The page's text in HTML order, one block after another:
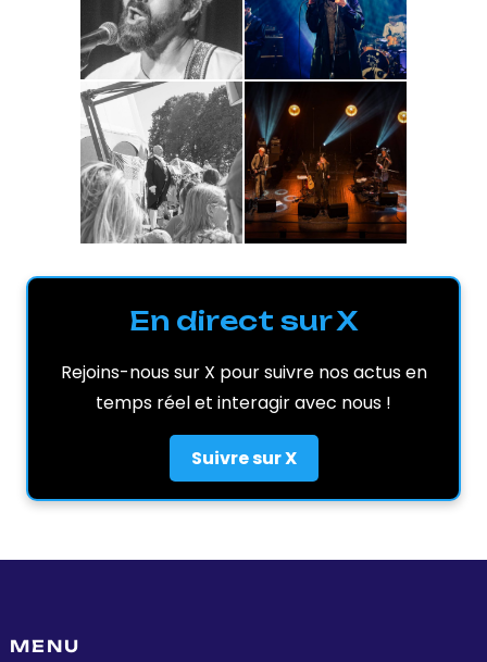
En direct sur X
Rejoins-nous sur X pour suivre nos actus en
temps réel et interagir avec nous !
Suivre sur X
MENU